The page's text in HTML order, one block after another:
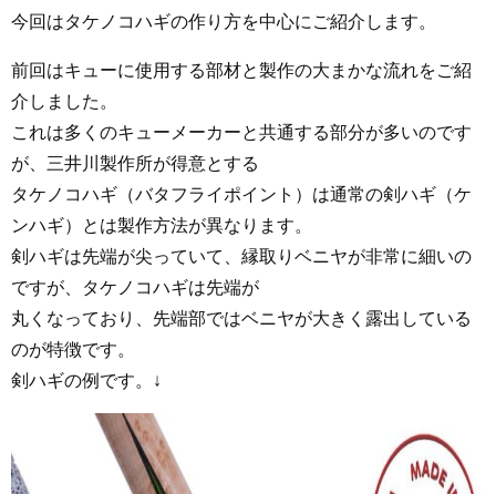
今回はタケノコハギの作り方を中心にご紹介します。
前回はキューに使用する部材と製作の大まかな流れをご紹
介しました。
これは多くのキューメーカーと共通する部分が多いのです
が、三井川製作所が得意とする
タケノコハギ（バタフライポイント）は通常の剣ハギ（ケ
ンハギ）とは製作方法が異なります。
剣ハギは先端が尖っていて、縁取りベニヤが非常に細いの
ですが、タケノコハギは先端が
丸くなっており、先端部ではベニヤが大きく露出している
のが特徴です。
剣ハギの例です。↓